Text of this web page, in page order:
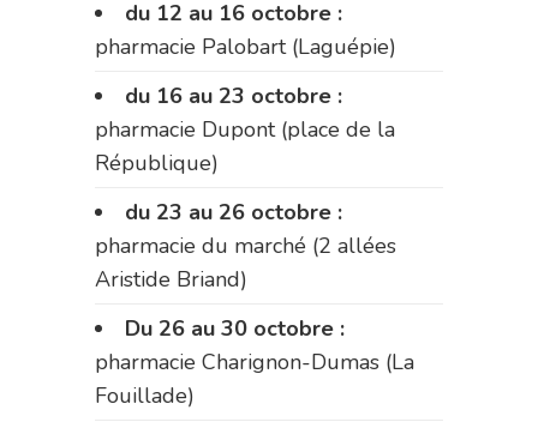
du 12 au 16 octobre :
pharmacie Palobart (Laguépie)
du 16 au 23 octobre :
pharmacie Dupont (place de la
République)
du 23 au 26 octobre :
pharmacie du marché (2 allées
Aristide Briand)
Du 26 au 30 octobre :
pharmacie Charignon-Dumas (La
Fouillade)